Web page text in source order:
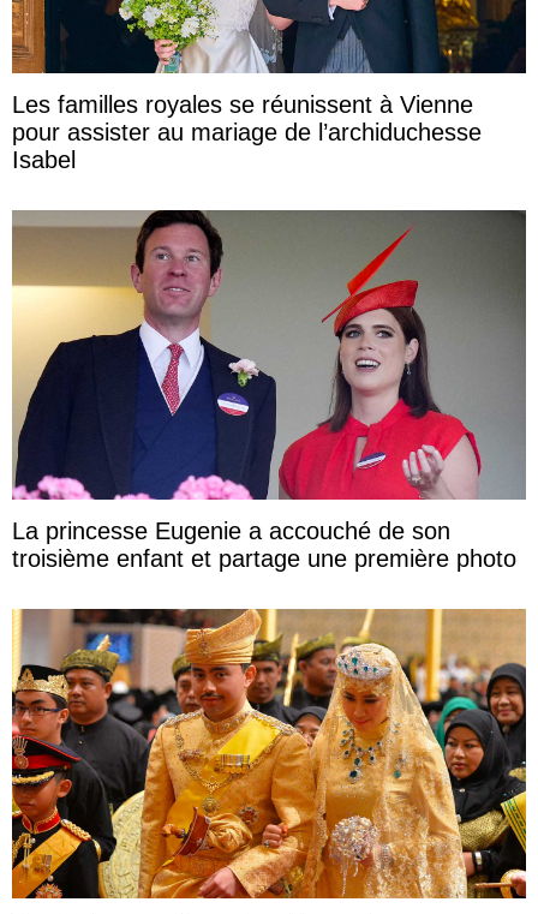
Les familles royales se réunissent à Vienne
pour assister au mariage de l’archiduchesse
Isabel
La princesse Eugenie a accouché de son
troisième enfant et partage une première photo